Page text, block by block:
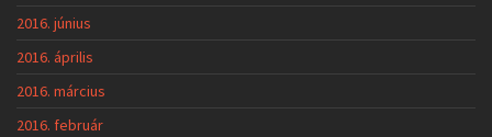
2016. június
2016. április
2016. március
2016. február